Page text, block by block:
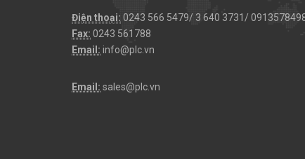
Điện thoại: 0243 566 5479/ 3 640 3731/
Fax: 0243 561788
Email: info@plc.vn
Email: sales@plc.vn